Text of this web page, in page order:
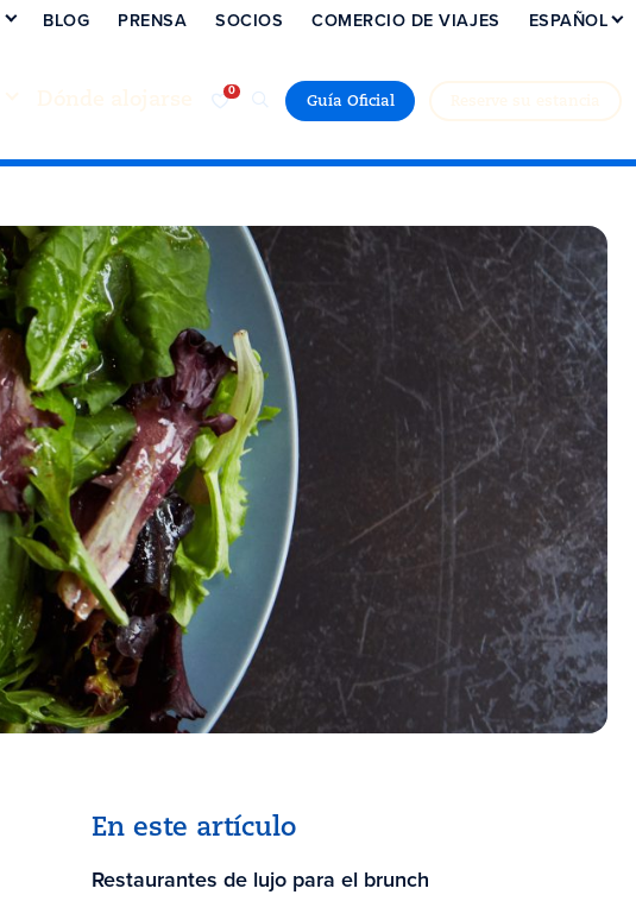
Guía Oficial
BLOG PRENSA SOCIOS COMERCIO DE VIAJES ESPAÑOL
En este artículo
Restaurantes de lujo para el brunch